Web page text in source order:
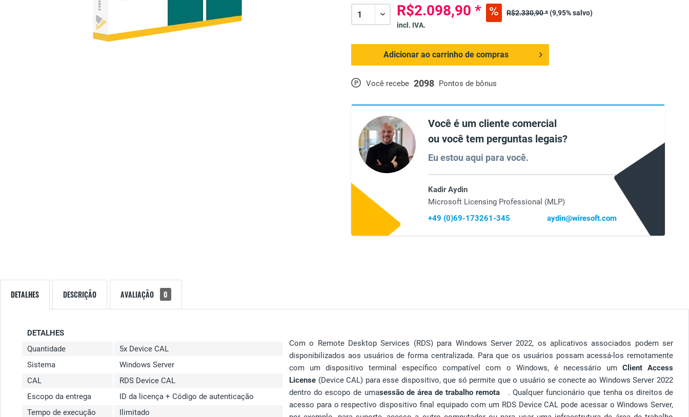
P Você recebe 2098 Pontos de bônus
R$2.098,90 * R$2.330,90 *(9,95% salvo)
incl. IVA.
Adicionar ao carrinho de compras
Você é um cliente comercial
ou você tem perguntas legais?
Eu estou aqui para você.
Kadir Aydin
Microsoft Licensing Professional (MLP)
+49 (0)69-173261-345
aydin@wiresoft.com
DETALHES DESCRIÇÃO AVALIAÇÃO 0
DETALHES
Quantidade
5x Device CAL
Sistema
Windows Server
CAL
RDS Device CAL
Escopo da entrega
ID da licença + Código de autenticação
Tempo de execução
Ilimitado
Com o Remote Desktop Services (RDS) para Windows Server 2022, os aplicativos associados podem ser
disponibilizados aos usuários de forma centralizada. Para que os usuários possam acessá-los remotamente
com um dispositivo terminal específico compatível com o Windows, é necessário um Client Access
License (Device CAL) para esse dispositivo, que só permite que o usuário se conecte ao Windows Server 2022
dentro do escopo de umasessão de área de trabalho remota . Qualquer funcionário que tenha os direitos de
acesso para o respectivo dispositivo final equipado com um RDS Device CAL pode acessar o Windows Server,